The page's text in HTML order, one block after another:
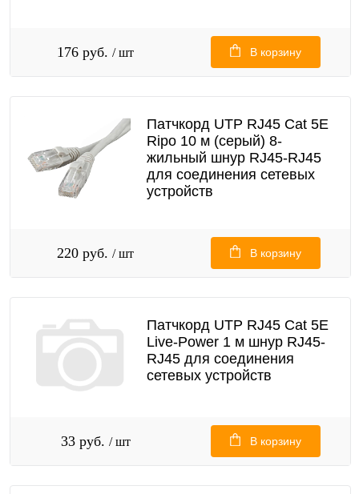
176 руб. / шт В корзину
Патчкорд UTP RJ45 Cat 5E
Ripo 10 м (серый) 8-
жильный шнур RJ45-RJ45
для соединения сетевых
устройств
220 руб. / шт В корзину
Патчкорд UTP RJ45 Cat 5E
Live-Power 1 м шнур RJ45-
RJ45 для соединения
сетевых устройств
33 руб. / шт В корзину